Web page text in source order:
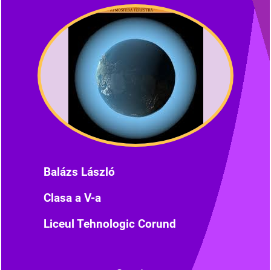
Balázs László
Clasa a V-a
Liceul Tehnologic Corund